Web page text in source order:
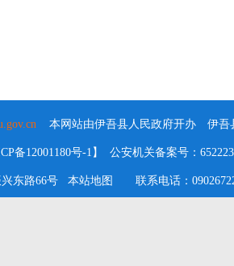
本网站由伊吾县人民政府开办 伊吾
备12001180号-1】 公安机关备案号：
兴东路66号 本站地图 联系电话：